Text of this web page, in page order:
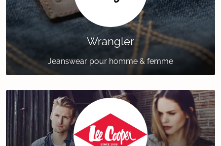
Wrangler
Jeanswear pour homme & femme